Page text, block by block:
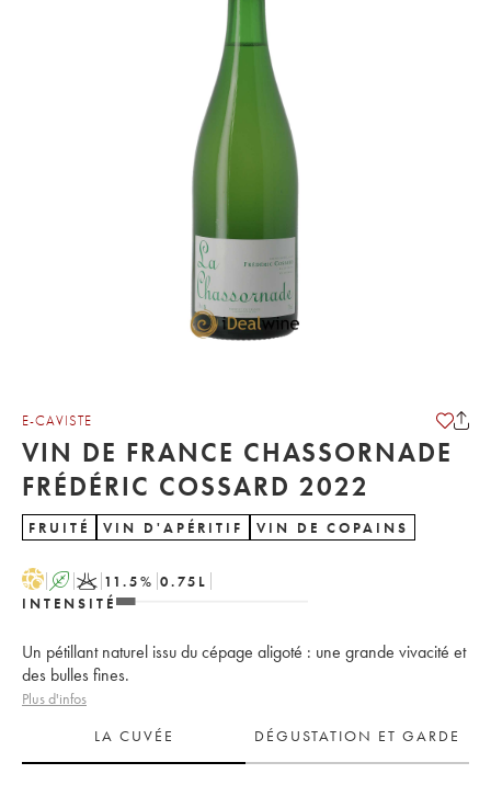
E-CAVISTE
VIN DE FRANCE CHASSORNADE
FRÉDÉRIC COSSARD 2022
FRUITÉ VIN D'APÉRITIF VIN DE COPAINS
H A K 11.5% 0.75 L
INTENSITÉ
Un pétillant naturel issu du cépage aligoté : une grande vivacité et
des bulles fines.
Plus d'infos
LA CUVÉE
DÉGUSTATION ET GARDE